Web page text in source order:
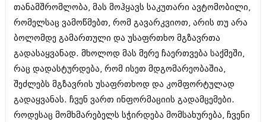
თებერვალი 2014 (318)
იანვარი 2014 (297)
დეკემბერი 2013 (365)
ოქტომბერი 2013 (256)
სექტემბერი 2013 (368)
აგვისტო 2013 (89)
ივლისი 2013 (182)
ივნისი 2013 (212)
მაისი 2013 (259)
თანამშრომლობა, მას მოჰყავს საკუთარი ავტომობილი,
რომელსაც ვამოწმებთ, რომ გავარკვიოთ, არის თუ არა
ბოლომდე გამართული და უსაფრთხო მგზავრთა
გადასაყვანად. მხოლოდ მას მერე ჩაერთვება საქმეში,
რაც დადასტურდება, რომ ისეთ მდგომარეობაშია,
შეძლებს მგზავრის უსაფრთხოდ და კომფორტულად
გადაყვანას. ჩვენ ვართ ინფორმაციის გადამცემები.
როდესაც მომხმარებელს სჭირდება მომსახურება, ჩვენი